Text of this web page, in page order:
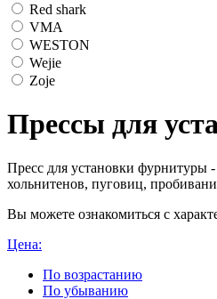
Red shark
VMA
WESTON
Wejie
Zoje
Прессы для
Пресс для установки фурнитуры
хольнитенов, пуговиц,
Вы можете ознакомиться с
Цена:
По возрастанию
По убыванию